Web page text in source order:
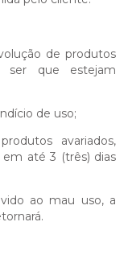
de produtos
ser que estejam
de uso;
avariados,
até 3 (três) dias
ao mau uso, a